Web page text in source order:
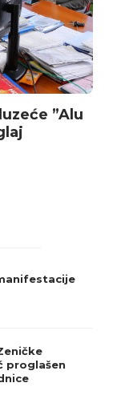
”Alu
proglašen